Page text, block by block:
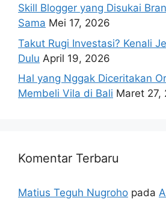
Skill Blogger yang Disukai
Sama Mei 17, 2026
Takut Rugi Investasi? Kenali
Dulu April 19, 2026
Hal yang Nggak Diceritakan
Membeli Vila di Bali Maret 27,
Komentar Terbaru
Matius Teguh Nugroho pada